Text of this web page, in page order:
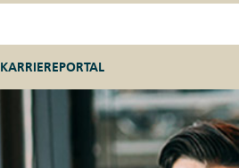
KARRIEREPORTAL